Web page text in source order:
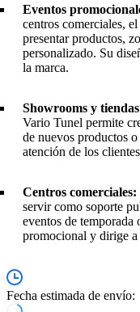
Eventos
centros comerciales,
presentar productos,
personalizado. Su
la marca.
Showrooms y
Vario Tunel permite
de nuevos productos
atención de los
Centros comerciales:
servir como soporte
eventos de temporada
promocional y dirige a
Fecha estimada de envío: